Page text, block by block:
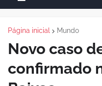
Página inicial Mundo
Novo caso
confirmado